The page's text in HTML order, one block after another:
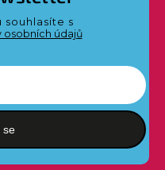
souhlasíte s
osobních údajů
se